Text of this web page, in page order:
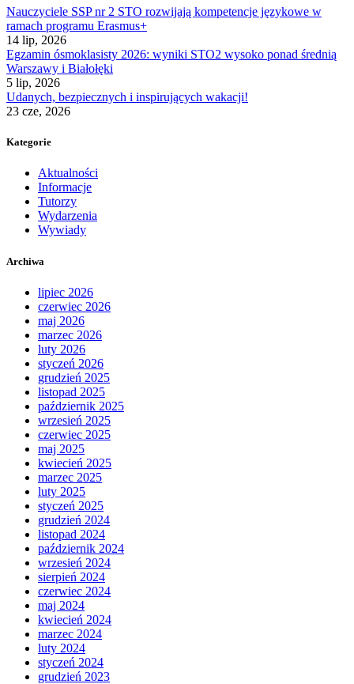
Nauczyciele SSP nr 2 STO rozwijają kompetencje językowe w
ramach programu Erasmus+
14 lip, 2026
Egzamin ósmoklasisty 2026: wyniki STO2 wysoko ponad średnią
Warszawy i Białołęki
5 lip, 2026
Udanych, bezpiecznych i inspirujących wakacji!
23 cze, 2026
Kategorie
Aktualności
Informacje
Tutorzy
Wydarzenia
Wywiady
Archiwa
lipiec 2026
czerwiec 2026
maj 2026
marzec 2026
luty 2026
styczeń 2026
grudzień 2025
listopad 2025
październik 2025
wrzesień 2025
czerwiec 2025
maj 2025
kwiecień 2025
marzec 2025
luty 2025
styczeń 2025
grudzień 2024
listopad 2024
październik 2024
wrzesień 2024
sierpień 2024
czerwiec 2024
maj 2024
kwiecień 2024
marzec 2024
luty 2024
styczeń 2024
grudzień 2023